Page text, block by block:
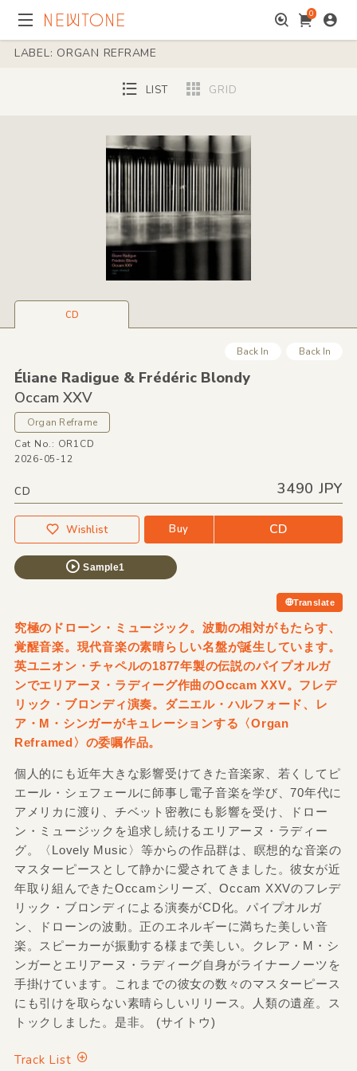
0
LABEL: ORGAN REFRAME
LIST GRID
CD
Back In Back In
Éliane Radigue &Frédéric Blondy
Occam XXV
Organ Reframe
Cat No.: OR1CD
2026-05-12
CD 3490 JPY
Wishlist Buy CD
Sample1
Translate
究極のドローン・ミュージック。波動の相対がもたらす、
覚醒音楽。現代音楽の素晴らしい名盤が誕生しています。
英ユニオン・チャペルの1877年製の伝説のパイプオルガ
ンでエリアーヌ・ラディーグ作曲のOccam XXV。フレデ
リック・ブロンディ演奏。ダニエル・ハルフォード、レ
ア・M・シンガーがキュレーションする〈Organ
Reframed〉の委嘱作品。
個人的にも近年大きな影響受けてきた音楽家、若くしてピ
エール・シェフェールに師事し電子音楽を学び、70年代に
アメリカに渡り、チベット密教にも影響を受け、ドロー
ン・ミュージックを追求し続けるエリアーヌ・ラディー
グ。〈Lovely Music〉等からの作品群は、瞑想的な音楽の
マスターピースとして静かに愛されてきました。彼女が近
年取り組んできたOccamシリーズ、Occam XXVのフレデ
リック・ブロンディによる演奏がCD化。パイプオルガ
ン、ドローンの波動。正のエネルギーに満ちた美しい音
楽。スピーカーが振動する様まで美しい。クレア・M・シ
ンガーとエリアーヌ・ラディーグ自身がライナーノーツを
手掛けています。これまでの彼女の数々のマスターピース
にも引けを取らない素晴らしいリリース。人類の遺産。ス
トックしました。是非。 (サイトウ)
Track List